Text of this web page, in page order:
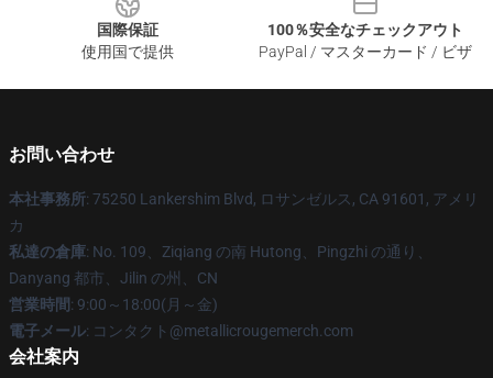
国際保証
使用国で提供
100％安全なチェックアウト
PayPal / マスターカード / ビザ
お問い合わせ
本社事務所: 75250 Lankershim Blvd, ロサンゼルス, CA 91601, アメリ
カ
私達の倉庫: No. 109、Ziqiang の南 Hutong、Pingzhi の通り、
Danyang 都市、Jilin の州、CN
営業時間: 9:00～18:00(月～金)
電子メール: コンタクト@metallicrougemerch.com
会社案内